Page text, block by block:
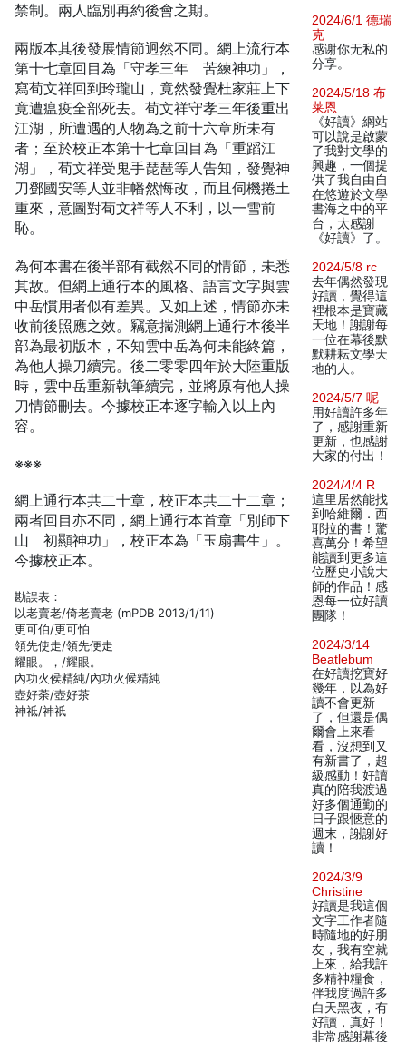
禁制。兩人臨別再約後會之期。
兩版本其後發展情節迥然不同。網上流行本
第十七章回目為「守孝三年 苦練神功」，
寫荀文祥回到玲瓏山，竟然發覺杜家莊上下
竟遭瘟疫全部死去。荀文祥守孝三年後重出
江湖，所遭遇的人物為之前十六章所未有
者；至於校正本第十七章回目為「重蹈江
湖」，荀文祥受鬼手琵琶等人告知，發覺神
刀鄧國安等人並非幡然悔改，而且伺機捲土
重來，意圖對荀文祥等人不利，以一雪前
恥。
為何本書在後半部有截然不同的情節，未悉
其故。但網上通行本的風格、語言文字與雲
中岳慣用者似有差異。又如上述，情節亦未
收前後照應之效。竊意揣測網上通行本後半
部為最初版本，不知雲中岳為何未能終篇，
為他人操刀續完。後二零零四年於大陸重版
時，雲中岳重新執筆續完，並將原有他人操
刀情節刪去。今據校正本逐字輸入以上內
容。
※※※
網上通行本共二十章，校正本共二十二章；
兩者回目亦不同，網上通行本首章「別師下
山 初顯神功」，校正本為「玉扇書生」。
今據校正本。
勘誤表：
以老賣老/倚老賣老 (mPDB 2013/1/11)
更可伯/更可怕
領先使走/領先便走
耀眼。，/耀眼。
內功火侯精純/內功火候精純
壺好荼/壺好茶
神祗/神祇
2024/6/1 德瑞
克
感谢你无私的
分享。
2024/5/18 布
莱恩
《好讀》網站
可以說是啟蒙
了我對文學的
興趣，一個提
供了我自由自
在悠遊於文學
書海之中的平
台，太感謝
《好讀》了。
2024/5/8 rc
去年偶然發現
好讀，覺得這
裡根本是寶藏
天地！謝謝每
一位在幕後默
默耕耘文學天
地的人。
2024/5/7 呢
用好讀許多年
了，感謝重新
更新，也感謝
大家的付出！
2024/4/4 R
這里居然能找
到哈維爾．西
耶拉的書！驚
喜萬分！希望
能讀到更多這
位歷史小說大
師的作品！感
恩每一位好讀
團隊！
2024/3/14
Beatlebum
在好讀挖寶好
幾年，以為好
讀不會更新
了，但還是偶
爾會上來看
看，沒想到又
有新書了，超
級感動！好讀
真的陪我渡過
好多個通勤的
日子跟愜意的
週末，謝謝好
讀！
2024/3/9
Christine
好讀是我這個
文字工作者隨
時隨地的好朋
友，我有空就
上來，給我許
多精神糧食，
伴我度過許多
白天黑夜，有
好讀，真好！
非常感謝幕後